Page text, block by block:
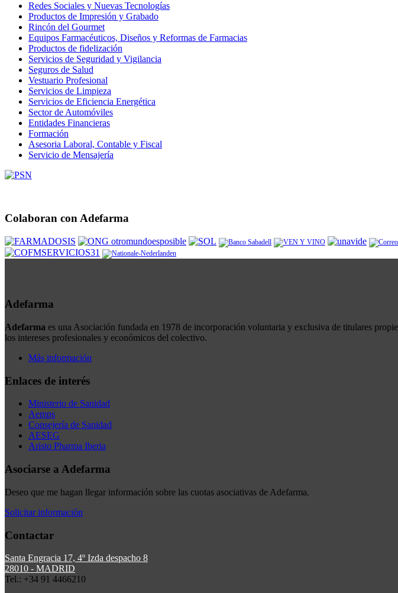
Redes Sociales y Nuevas Tecnologías
Productos de Impresión y Grabado
Rincón del Gourmet
Equipos Farmacéuticos, Diseños y Reformas de Farmacias
Productos de fidelización
Servicios de Seguridad y Vigilancia
Seguros de Salud
Vestuario Profesional
Servicios de Limpieza
Servicios de Eficiencia Energética
Sector de Automóviles
Entidades Financieras
Formación
Asesoria Laboral, Contable y Fiscal
Servicio de Mensajería
Colaboran con Adefarma
Adefarma
Adefarma es una Asociación fundada en 1978 de incorporación voluntaria y exclusiva de titulares
los intereses profesionales y económicos del colectivo.
Más información
Enlaces de interés
Ministerio de Sanidad
Aemps
Consejería de Sanidad
AESEG
Aristo Pharma Iberia
Asociarse a Adefarma
Deseo que me hagan llegar información sobre las cuotas asociativas de Adefarma.
Solicitar información
Contactar
Santa Engracia 17, 4º Izda despacho 8
28010 - MADRID
Tel.: +34 91 4466210